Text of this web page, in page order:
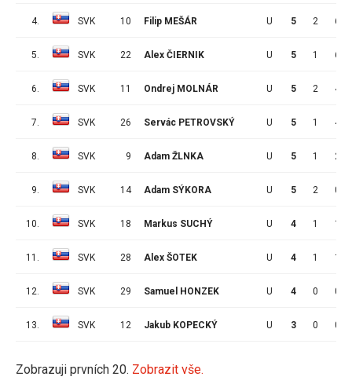
4. SVK 10 Filip MEŠÁR U 5 2 6
5. SVK 22 Alex ČIERNIK U 5 1 6
6. SVK 11 Ondrej MOLNÁR U 5 2 4
7. SVK 26 Servác PETROVSKÝ U 5 1 4
8. SVK 9 Adam ŽLNKA U 5 1 2
9. SVK 14 Adam SÝKORA U 5 2 0
10. SVK 18 Markus SUCHÝ U 4 1 1
11. SVK 28 Alex ŠOTEK U 4 1 1
12. SVK 29 Samuel HONZEK U 4 0 0
13. SVK 12 Jakub KOPECKÝ U 3 0 0
Zobrazuji prvních 20. Zobrazit vše.